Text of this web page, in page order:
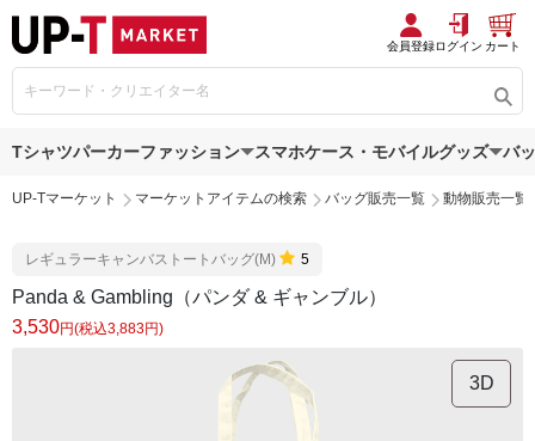
会員登録ログイン カート
Tシャツパーカーファッション スマホケース・モバイルグッズ バ
UP-Tマーケット マーケットアイテムの検索 バッグ販売一覧 動物販売一覧
レギュラーキャンバストートバッグ(M) 5
Panda & Gambling（パンダ & ギャンブル）
3,530円(税込3,883円)
3D